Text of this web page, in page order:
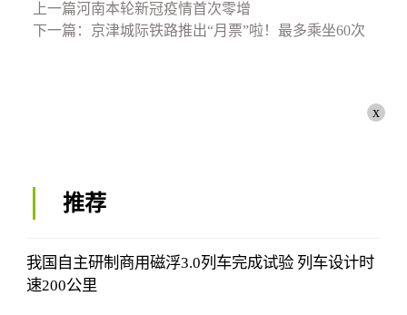
上一篇河南本轮新冠疫情首次零增
下一篇：京津城际铁路推出“月票”啦！最多乘坐60次
x
推荐
我国自主研制商用磁浮3.0列车完成试验 列车设计时
速200公里